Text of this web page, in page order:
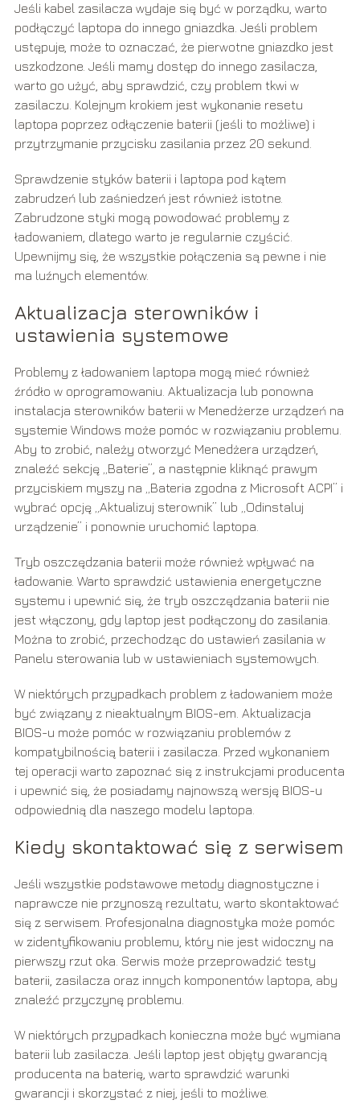
Jeśli kabel zasilacza wydaje się być w porządku, warto
podłączyć laptopa do innego gniazdka. Jeśli problem
ustępuje, może to oznaczać, że pierwotne gniazdko jest
uszkodzone. Jeśli mamy dostęp do innego zasilacza,
warto go użyć, aby sprawdzić, czy problem tkwi w
zasilaczu. Kolejnym krokiem jest wykonanie resetu
laptopa poprzez odłączenie baterii (jeśli to możliwe) i
przytrzymanie przycisku zasilania przez 20 sekund.
Sprawdzenie styków baterii i laptopa pod kątem
zabrudzeń lub zaśniedzeń jest również istotne.
Zabrudzone styki mogą powodować problemy z
ładowaniem, dlatego warto je regularnie czyścić.
Upewnijmy się, że wszystkie połączenia są pewne i nie
ma luźnych elementów.
Aktualizacja sterowników i
ustawienia systemowe
Problemy z ładowaniem laptopa mogą mieć również
źródło w oprogramowaniu. Aktualizacja lub ponowna
instalacja sterowników baterii w Menedżerze urządzeń na
systemie Windows może pomóc w rozwiązaniu problemu.
Aby to zrobić, należy otworzyć Menedżera urządzeń,
znaleźć sekcję „Baterie”, a następnie kliknąć prawym
przyciskiem myszy na „Bateria zgodna z Microsoft ACPI” i
wybrać opcję „Aktualizuj sterownik” lub „Odinstaluj
urządzenie” i ponownie uruchomić laptopa.
Tryb oszczędzania baterii może również wpływać na
ładowanie. Warto sprawdzić ustawienia energetyczne
systemu i upewnić się, że tryb oszczędzania baterii nie
jest włączony, gdy laptop jest podłączony do zasilania.
Można to zrobić, przechodząc do ustawień zasilania w
Panelu sterowania lub w ustawieniach systemowych.
W niektórych przypadkach problem z ładowaniem może
być związany z nieaktualnym BIOS-em. Aktualizacja
BIOS-u może pomóc w rozwiązaniu problemów z
kompatybilnością baterii i zasilacza. Przed wykonaniem
tej operacji warto zapoznać się z instrukcjami producenta
i upewnić się, że posiadamy najnowszą wersję BIOS-u
odpowiednią dla naszego modelu laptopa.
Kiedy skontaktować się z serwisem
Jeśli wszystkie podstawowe metody diagnostyczne i
naprawcze nie przynoszą rezultatu, warto skontaktować
się z serwisem. Profesjonalna diagnostyka może pomóc
w zidentyfikowaniu problemu, który nie jest widoczny na
pierwszy rzut oka. Serwis może przeprowadzić testy
baterii, zasilacza oraz innych komponentów laptopa, aby
znaleźć przyczynę problemu.
W niektórych przypadkach konieczna może być wymiana
baterii lub zasilacza. Jeśli laptop jest objęty gwarancją
producenta na baterię, warto sprawdzić warunki
gwarancji i skorzystać z niej, jeśli to możliwe.